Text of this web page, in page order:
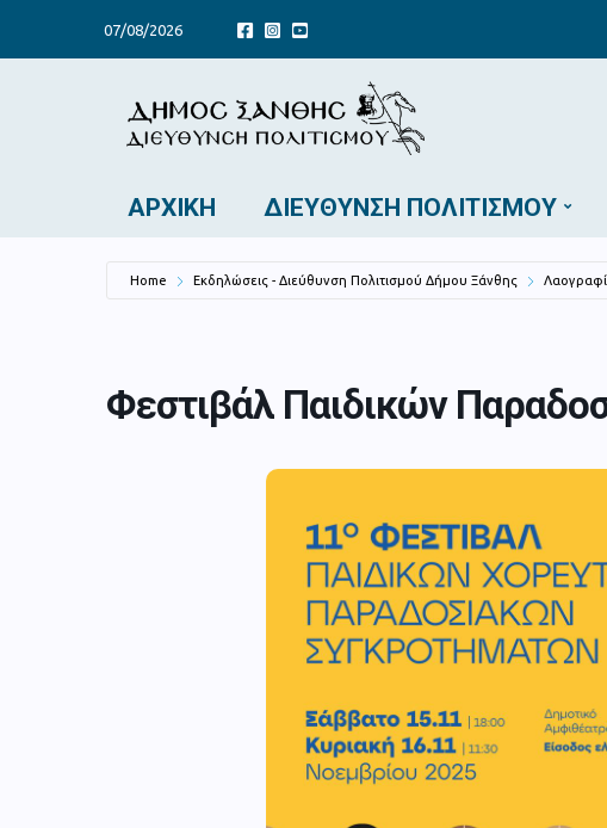
07/08/2026
ΑΡΧΙΚΉ ΔΙΕΎΘΥΝΣΗ ΠΟΛΙΤΙΣΜΟΎ
Home Εκδηλώσεις - Διεύθυνση Πολιτισμού Δήμου Ξάνθης
Φεστιβάλ Παιδικών